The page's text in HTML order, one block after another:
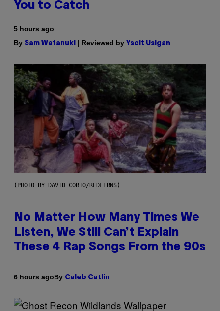
You to Catch
5 hours ago
By Sam Watanuki | Reviewed by Ysolt Usigan
(PHOTO BY DAVID CORIO/REDFERNS)
No Matter How Many Times We
Listen, We Still Can’t Explain
These 4 Rap Songs From the 90s
6 hours agoBy Caleb Catlin